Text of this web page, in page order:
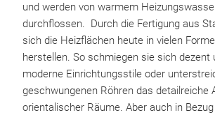
und werden von warmem
durchflossen. Durch die Fertigung aus
sich die Heizflächen heute in vielen
herstellen. So schmiegen sie sich dezent
moderne Einrichtungsstile oder
geschwungenen Röhren das detailreiche
orientalischer Räume. Aber auch in